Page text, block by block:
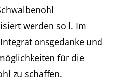
werden soll. Im
und
für die
zu schaffen.